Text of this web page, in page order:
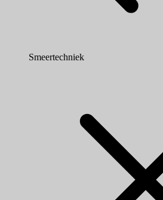
Smeertechniek